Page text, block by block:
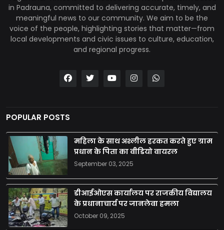
in Padrauna, committed to delivering accurate, timely, and
meaningful news to our community. We aim to be the
voice of the people, highlighting stories that matter—from
local developments and civic issues to culture, education,
and regional progress.
POPULAR POSTS
महिला के साथ अश्लील हरकत करते हुए ग्राम
प्रधान के पिता का वीडियो वायरल
September 03, 2025
डीआईओएस कार्यालय पर राजकीय विद्यालय
के प्रधानाचार्य पर जानलेवा हमला
October 09, 2025